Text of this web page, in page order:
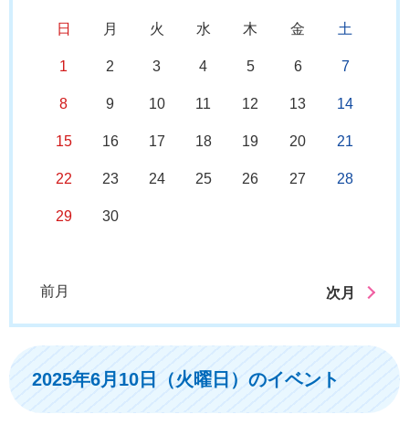
日 月 火 水 木 金 土
1 2 3 4 5 6 7
8 9 10 11 12 13 14
15 16 17 18 19 20 21
22 23 24 25 26 27 28
29 30
前月 次月
2025年6月10日（火曜日）のイベント